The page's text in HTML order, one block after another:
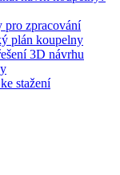
pro zpracování
plán koupelny
3D návrhu
stažení